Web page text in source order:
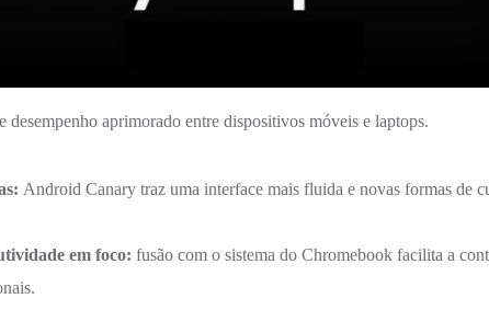
aprimorado entre dispositivos móveis e laptops.
Android Canary traz uma interface mais fluida e novas formas de
em foco: fusão com o sistema do Chromebook facilita a